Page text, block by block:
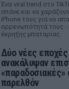
Ένα viral trend στο
σπάνε και να
iPhone τους για να
αρρενωπότητά τους -
έκρηξης μπαταρίας.
Δύο νέες
ανακάλυψαν
«παραδοσιακές»
παρελθόν